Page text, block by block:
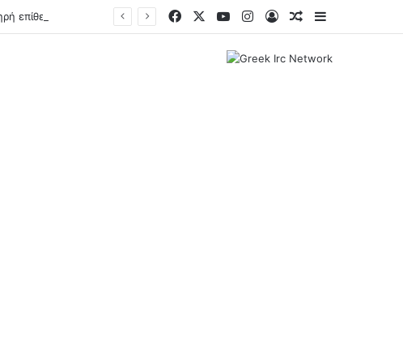
FacebookYouTubeInstagram
Log InRandom Article
Sidebar